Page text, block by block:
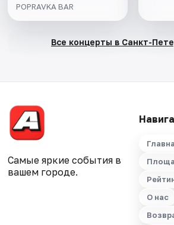
POPRAVKA BAR
Все концерты в Санкт-
Самые яркие события в
вашем городе.
О нас